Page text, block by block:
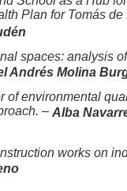
Plan for Tomás de
spaces: analysis
Andrés Molina
of environmental
– Alba
works on